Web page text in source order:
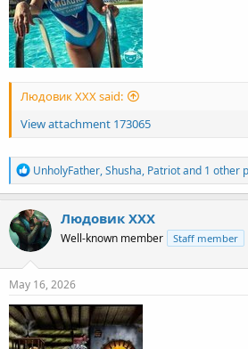
Людовик ХХХ said:
View attachment 173065
R
e
a
c
t
i
o
n
s
UnholyFather,Shusha, Patriotand 1 other
Людовик ХХХ
Well-known member Staff member
May 16, 2026